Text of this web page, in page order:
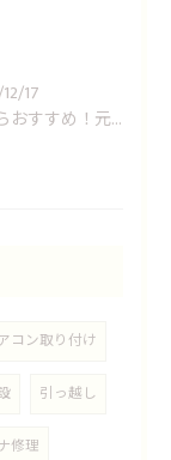
17
安いからおすすめ！元消防士の岡山エアコン取り付け業者はUNO設備へ！
コン取り付け
引っ越し
修理